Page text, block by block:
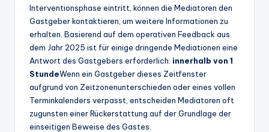
Interventionsphase eintritt, können die Mediatoren den
Gastgeber kontaktieren, um weitere Informationen zu
erhalten. Basierend auf dem operativen Feedback aus
dem Jahr 2025 ist für einige dringende Mediationen eine
Antwort des Gastgebers erforderlich. innerhalb von 1
StundeWenn ein Gastgeber dieses Zeitfenster
aufgrund von Zeitzonenunterschieden oder eines vollen
Terminkalenders verpasst, entscheiden Mediatoren oft
zugunsten einer Rückerstattung auf der Grundlage der
einseitigen Beweise des Gastes.